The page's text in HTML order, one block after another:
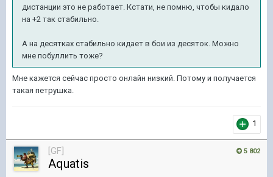
дистанции это не работает. Кстати, не помню, чтобы кидало
на +2 так стабильно.
А на десятках стабильно кидает в бои из десяток. Можно
мне побуллить тоже?
Мне кажется сейчас просто онлайн низкий. Потому и получается
такая петрушка.
1
5 802
[GF]
Aquatis